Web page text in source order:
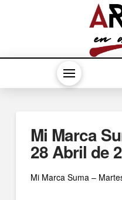
Mi Marca
28 Abril de
Mi Marca Suma –